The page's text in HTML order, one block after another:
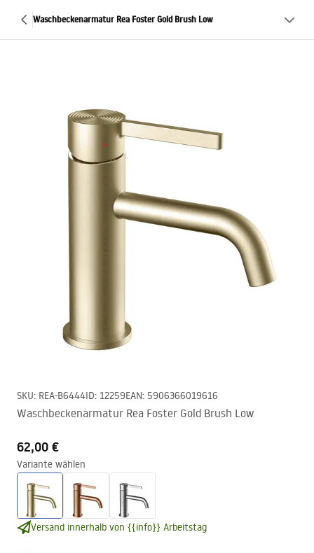
Waschbeckenarmatur Rea Foster Gold Brush Low
SKU: REA-B6444ID: 12259EAN: 5906366019616
Waschbeckenarmatur Rea Foster Gold Brush Low
62,00 €
Variante wählen
Versand innerhalb von {{info}} Arbeitstag